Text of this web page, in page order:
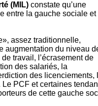
(MIL) constate qu’une
entre la gauche sociale et
assez traditionnelle,
augmentation du niveau
travail, l’écrasement de
des salariés, la
des licenciements,
PCF et certaines
de cette gauche